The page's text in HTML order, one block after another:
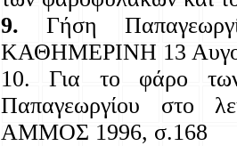
9. Γήση
ΚΑΘΗΜΕΡΙΝΗ 13
10. Για το φάρο
Παπαγεωργίου στο
ΑΜΜΟΣ 1996, σ.168